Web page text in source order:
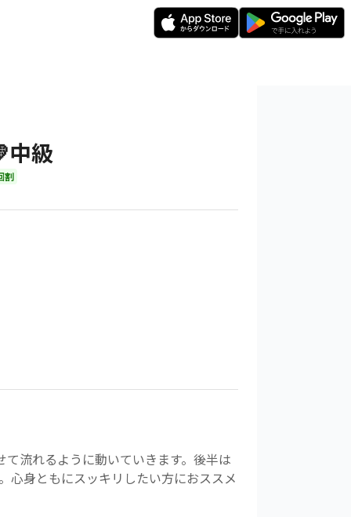
中級
割
流れるように動いていきます。後半は
心身ともにスッキリしたい方におススメ